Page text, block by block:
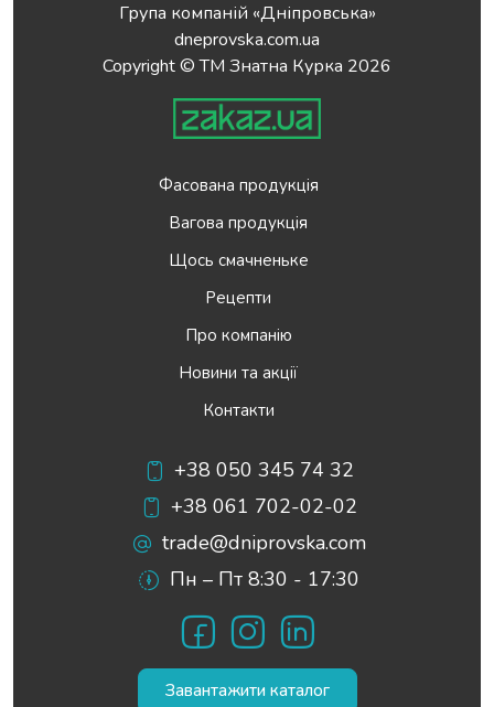
Група компаній «Дніпровська»
dneprovska.com.ua
Copyright © ТМ Знатна Курка 2026
Фасована продукція
Вагова продукція
Щось смачненьке
Рецепти
Про компанію
Новини та акції
Контакти
+38 050 345 74 32
+38 061 702-02-02
trade@dniprovska.com
Пн – Пт 8:30 - 17:30
Facebook
Instagram
LinkedIn
Завантажити каталог